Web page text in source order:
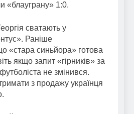
«блауграну» 1:0.
сватають у
Раніше
«стара синьйора» готова
якщо запит «гірників» за
не змінився.
з продажу українця